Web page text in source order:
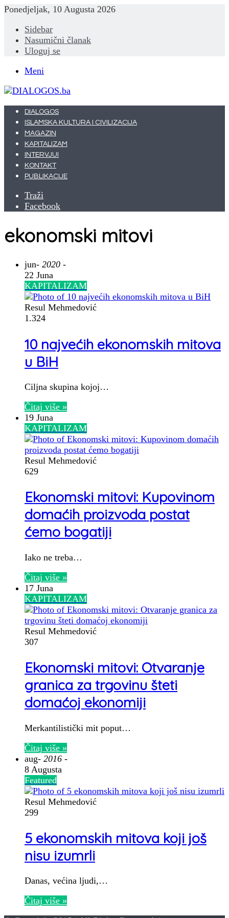
Ponedjeljak, 10 Augusta 2026
Sidebar
Nasumični članak
Uloguj se
Meni
DIALOGOS
ISLAMSKA KULTURA I CIVILIZACIJA
MAGAZIN
KAPITALIZAM
INTERVJUI
KONTAKT
PUBLIKACIJE
Traži
Facebook
ekonomski mitovi
jun- 2020 -
22 Juna
KAPITALIZAM
Resul Mehmedović
1.324
10 najvećih ekonomskih mitova
u BiH
Ciljna skupina kojoj…
Čitaj više »
19 Juna
KAPITALIZAM
Resul Mehmedović
629
Ekonomski mitovi: Kupovinom
domaćih proizvoda postat
ćemo bogatiji
Iako ne treba…
Čitaj više »
17 Juna
KAPITALIZAM
Resul Mehmedović
307
Ekonomski mitovi: Otvaranje
granica za trgovinu šteti
domaćoj ekonomiji
Merkantilistički mit poput…
Čitaj više »
aug- 2016 -
8 Augusta
Featured
Resul Mehmedović
299
5 ekonomskih mitova koji još
nisu izumrli
Danas, većina ljudi,…
Čitaj više »